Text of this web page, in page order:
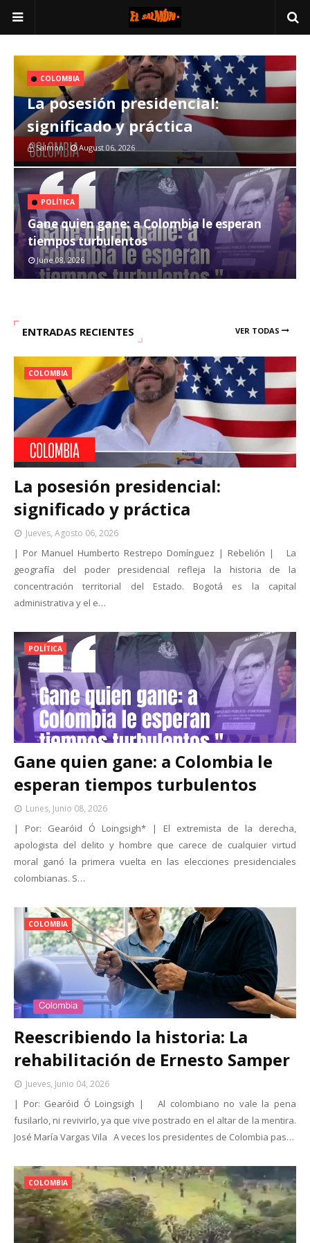
COLOMBIA
La posesión presidencial:
significado y práctica
Salmon August 06, 2026
POLÍTICA
Gane quien gane: a Colombia le esperan
tiempos turbulentos
June 08, 2026
ENTRADAS RECIENTES VER TODAS
COLOMBIA
La posesión presidencial:
significado y práctica
Jueves, Agosto 06, 2026
| Por Manuel Humberto Restrepo Domínguez | Rebelión | La
geografía del poder presidencial refleja la historia de la
concentración territorial del Estado. Bogotá es la capital
administrativa y el e…
POLÍTICA
Gane quien gane: a Colombia le
esperan tiempos turbulentos
Lunes, Junio 08, 2026
| Por: Gearóid Ó Loingsigh* | El extremista de la derecha,
apologista del delito y hombre que carece de cualquier virtud
moral ganó la primera vuelta en las elecciones presidenciales
colombianas. S…
COLOMBIA
Reescribiendo la historia: La
rehabilitación de Ernesto Samper
Jueves, Junio 04, 2026
| Por: Gearóid Ó Loingsigh | Al colombiano no vale la pena
fusilarlo, ni revivirlo, ya que vive postrado en el altar de la mentira.
José María Vargas Vila A veces los presidentes de Colombia pas…
COLOMBIA